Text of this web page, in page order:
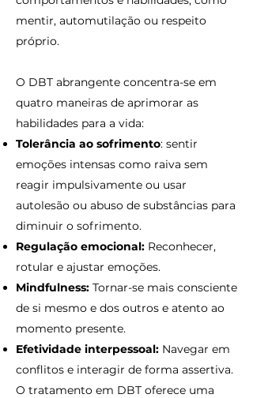
mentir, automutilação ou respeito
próprio.
O DBT abrangente concentra-se em
quatro maneiras de aprimorar as
habilidades para a vida:
Tolerância ao sofrimento: sentir
emoções intensas como raiva sem
reagir impulsivamente ou usar
autolesão ou abuso de substâncias para
diminuir o sofrimento.
Regulação emocional: Reconhecer,
rotular e ajustar emoções.
Mindfulness: Tornar-se mais consciente
de si mesmo e dos outros e atento ao
momento presente.
Efetividade interpessoal: Navegar em
conflitos e interagir de forma assertiva.
O tratamento em DBT oferece uma